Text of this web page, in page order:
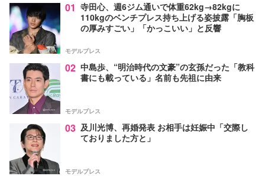
01 寺田心、週6ジム通いで体重62kg→82kgに
110kgのベンチプレス持ち上げる姿披露「胸板
の厚みすごい」「かっこいい」と反響
モデルプレス
02 中島歩、“明治時代の文豪”の玄孫だった「教科
書にも載っている」名前も先祖に由来
モデルプレス
03 及川光博、再婚発表 お相手は妊娠中「交際し
ておりました方と」
モデルプレス